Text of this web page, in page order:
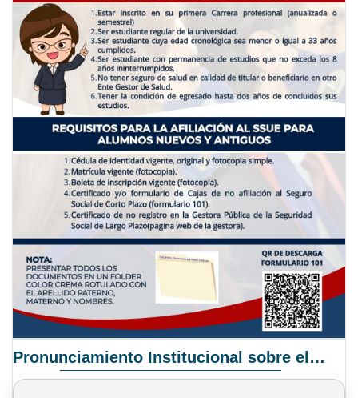
Pronunciamiento Institucional sobre el Proyecto de Ley N° 068/2025-2026 C.S.